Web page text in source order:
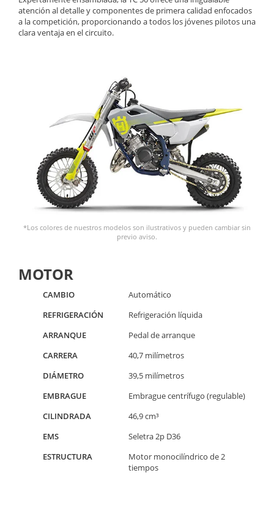
atención al detalle y componentes de primera calidad enfocados
a la competición, proporcionando a todos los jóvenes pilotos una
clara ventaja en el circuito.
*Los colores de nuestros modelos son ilustrativos y pueden cambiar sin
previo aviso.
MOTOR
CAMBIO
Automático
REFRIGERACIÓN
Refrigeración líquida
ARRANQUE
Pedal de arranque
CARRERA
40,7 milímetros
DIÁMETRO
39,5 milímetros
EMBRAGUE
Embrague centrífugo (regulable)
CILINDRADA
46,9 cm³
EMS
Seletra 2p D36
ESTRUCTURA
Motor monocilíndrico de 2
tiempos